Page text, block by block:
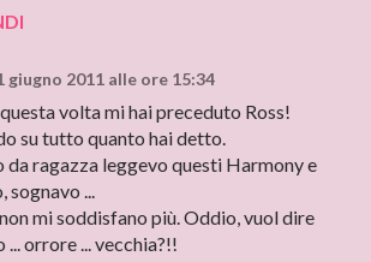
giugno 2011 alle ore 15:34
questa volta mi hai preceduto Ross!
su tutto quanto hai detto.
da ragazza leggevo questi Harmony e
sognavo ...
mi soddisfano più. Oddio, vuol dire
... orrore ... vecchia?!!